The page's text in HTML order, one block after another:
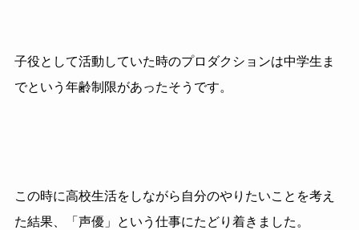
子役として活動していた時のプロダクションは中学生ま
でという年齢制限があったそうです。
この時に高校生活をしながら自分のやりたいことを考え
た結果、「声優」という仕事にたどり着きました。